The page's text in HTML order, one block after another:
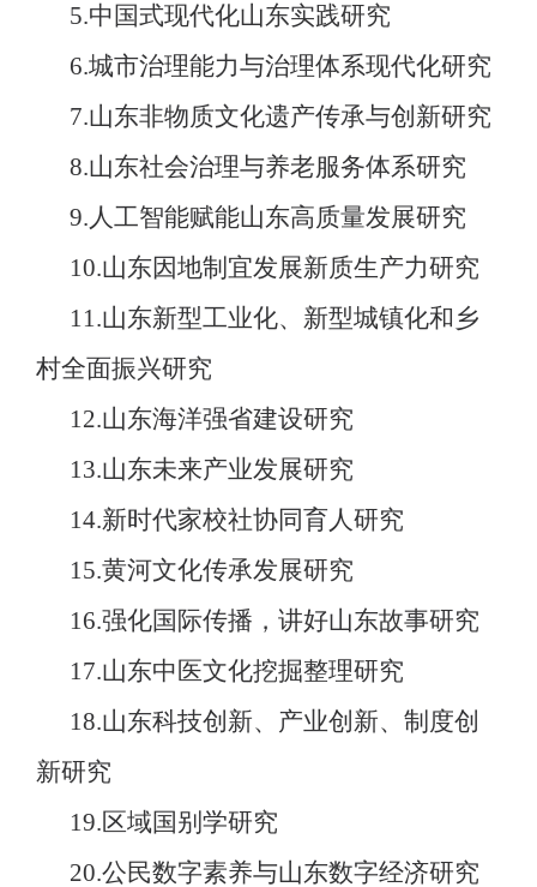
5.中国式现代化山东实践研究
6.城市治理能力与治理体系现代化研究
7.山东非物质文化遗产传承与创新研究
8.山东社会治理与养老服务体系研究
9.人工智能赋能山东高质量发展研究
10.山东因地制宜发展新质生产力研究
11.山东新型工业化、新型城镇化和乡
村全面振兴研究
12.山东海洋强省建设研究
13.山东未来产业发展研究
14.新时代家校社协同育人研究
15.黄河文化传承发展研究
16.强化国际传播，讲好山东故事研究
17.山东中医文化挖掘整理研究
18.山东科技创新、产业创新、制度创
新研究
19.区域国别学研究
20.公民数字素养与山东数字经济研究